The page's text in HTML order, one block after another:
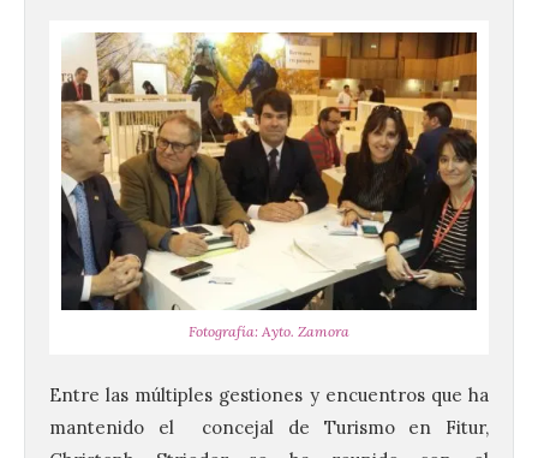
Fotografía: Ayto. Zamora
Entre las múltiples gestiones y encuentros que ha
mantenido el concejal de Turismo en Fitur,